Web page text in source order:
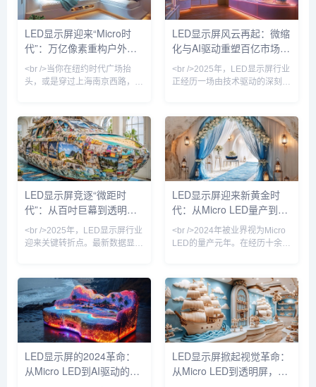
竞争逻辑已发生根本性变化——
单纯依靠COB倒装封装和传统
SMD贴片打价格战的时代宣告
终结，取而代之的是Mini/Micro
新品，将点间距推入P0.3时代，
而更值得关注的是，显示终端不
再是冷冰冰的硬件——它开始具
备实时感知环境、动态调整亮度
际LED
LED显示屏迎来“Micro时
代”：万亿像素重构户外媒
体新生态
<br />当你在纽约时代广场抬
头，或是穿过上海南京西路，
肤”。2025年，随着Micro LED
量产成本下降60%，行业正式迈
入“像素密度自由”阶段。最新10
篇产业深度报告显示，P0.3以下
超微间距屏出货量同比增长
340%，而户外裸眼3D屏的像素
颗粒感已消失，取而代之的是视
网膜级细腻度——这让观众开始
<br /
LED显示屏风云再起：微缩
化与AI驱动重塑百亿市场格
局
<br />2025年，LED显示屏行业
正经历一场由技术驱动的深刻变
片尺寸已突破30微米大关，量
产良率提升至99.9%，这使得超
高清、大尺寸显示屏的成本较三
年前下降近六成。与此同时，
COB（板上芯片）封装技术凭
借其高防护性、高对比度和无缝
拼接优势，在P1.0以下间距市场
占据主导地位，市场份额首次超
明科技纷纷加
LED显示屏竞逐“微距时
代”：从百吋巨幕到透明影
院，谁主沉浮？
<br />2025年，LED显示屏行业
迎来关键转折点。最新数据显
23%，而Micro LED技术正式从
实验室走向量产线，三星、
LG、京东方等巨头相继推出像
素间距低于0.3mm的商用产品。
行业分析师指出，传统DIP直插
式LED已基本退出室内应用，
COB（板上芯片）与MIP（微缩
化封装）技术路线之争进入白热
LED显示屏迎来新黄金时
代：从Micro LED量产到AI
驱动，产业格局重塑在即
<br />2024年被业界视为Micro
LED的量产元年。在经历十余年
LED像素间距压缩至P0.3以下，
并成功解决巨量转移的良率瓶
颈。据最新供应链报告，苹果公
司新一代Apple Watch将率先搭
载Micro LED屏幕，这标志着该
技术从商用大屏向消费电子渗透
的关键转折。与此同时，Mini
LED背光技术持续下探成本，在
LED显示屏的2024革命：
从Micro LED到AI驱动的智
LED显示屏掀起视觉革命：
从Micro LED到透明屏，技